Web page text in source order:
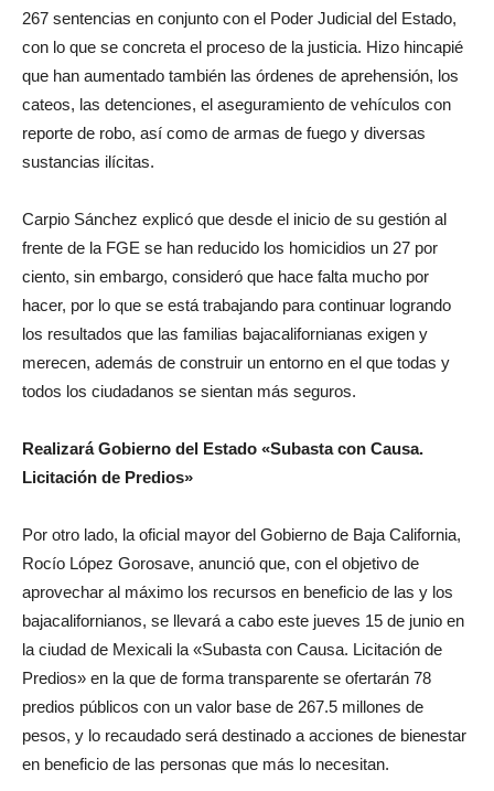
267 sentencias en conjunto con el Poder Judicial del Estado,
con lo que se concreta el proceso de la justicia. Hizo hincapié
que han aumentado también las órdenes de aprehensión, los
cateos, las detenciones, el aseguramiento de vehículos con
reporte de robo, así como de armas de fuego y diversas
sustancias ilícitas.
Carpio Sánchez explicó que desde el inicio de su gestión al
frente de la FGE se han reducido los homicidios un 27 por
ciento, sin embargo, consideró que hace falta mucho por
hacer, por lo que se está trabajando para continuar logrando
los resultados que las familias bajacalifornianas exigen y
merecen, además de construir un entorno en el que todas y
todos los ciudadanos se sientan más seguros.
Realizará Gobierno del Estado «Subasta con Causa.
Licitación de Predios»
Por otro lado, la oficial mayor del Gobierno de Baja California,
Rocío López Gorosave, anunció que, con el objetivo de
aprovechar al máximo los recursos en beneficio de las y los
bajacalifornianos, se llevará a cabo este jueves 15 de junio en
la ciudad de Mexicali la «Subasta con Causa. Licitación de
Predios» en la que de forma transparente se ofertarán 78
predios públicos con un valor base de 267.5 millones de
pesos, y lo recaudado será destinado a acciones de bienestar
en beneficio de las personas que más lo necesitan.